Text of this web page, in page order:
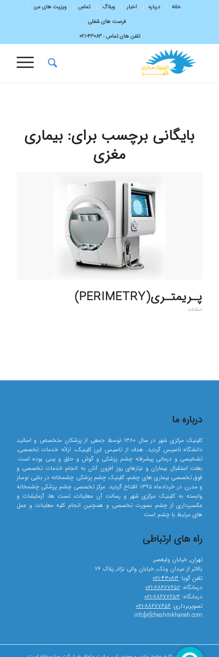
خانه درباره اخبار وبلاگ تماس
ویزیت های من
فرصت های شغلی
تلفن های تماس :43083-۰۲۱
بایگانی برچسب برای: بیماری
مغزی
پـریمتـری(PERIMETRY)
امکانات
درباره ما
کلینیک مرکزی شهر در سال ۱۳۸۰ توسط جمعی از پزشکان متخصص و اساتید
دانشگاه تاسیس گردید. هدف از تاسیس این کلینیک، ارائه خدمات تخصصی،
تشخیصی و درمانی پیشرفته چشم پزشکی و گوش و حلق و بینی بوده است.
بعلت استقبال بیماران و نیازهای روز افزون آنان به انجام خدمات تخصصی و
فوق تخصصی بیماری های چشم، کلینیک چشم پزشکی چشمخانه در بنایی نوساز
و مدرن در خردادماه ۱۳۹۵ افتتاح گردید. مرکز تخصصی چشم پزشکی چشمخانه
وابسته به کلینیک مرکزی شهر و رسالت آن معاینات، تست ها، آزمایشات و
عکسبرداری از چشم بصورت تخصصی و همچنین انجام کلیه معاینات و عمل
های مرتبط با چشم است.
راه های ارتباطی
تهران٬ خیابان ولیعصر٬
بالاتر از میدان ونک٬ خیابان والی نژاد٬ پلاک ۲۶
تلفن گویا:۴۳۰۸۳-۰۲۱
درمانگاه:۸۸۶۷۷۶۵۲-۰۲۱
درمانگاه:۸۸۶۷۷۶۵۳-۰۲۱
تصویربرداری:۸۸۶۷۷۶۵۶-۰۲۱
info[at]cheshmkhaneh.com